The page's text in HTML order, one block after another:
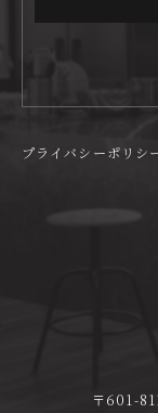
〒601-
プライバシーポリシ